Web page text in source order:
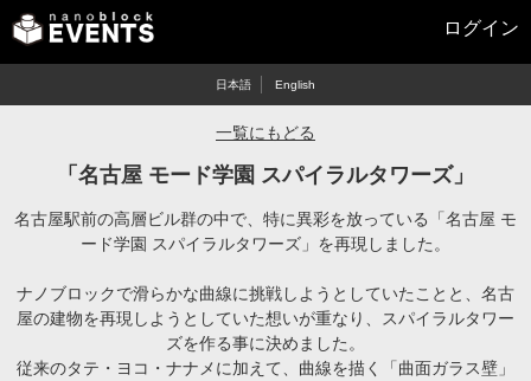
ログイン
日本語 English
一覧にもどる
「名古屋 モード学園 スパイラルタワーズ」
名古屋駅前の高層ビル群の中で、特に異彩を放っている「名古屋 モ
ード学園 スパイラルタワーズ」を再現しました。
ナノブロックで滑らかな曲線に挑戦しようとしていたことと、名古
屋の建物を再現しようとしていた想いが重なり、スパイラルタワー
ズを作る事に決めました。
従来のタテ・ヨコ・ナナメに加えて、曲線を描く「曲面ガラス壁」